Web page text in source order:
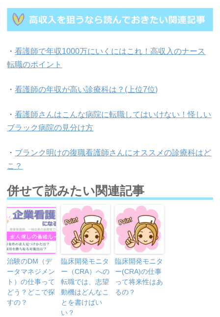
・看護師で年収1000万にいくにはこれ！高収入のナース
転職のポイント
・看護師の年収が高い診療科は？(上位7位)
・看護師さんはこんな病院に転職してはいけない！怪しい
ブラック病院の見分け方
・ ブランク明けの復職看護師さんにオススメの診療科はど
こ？
併せて読みたい関連記事
治験のDM（デ
ータマネジメン
ト）の仕事って
どう？どこで探
すの？
臨床開発モニタ
ー（CRA）への
転職では、志望
動機はどんなこ
とを書けばい
い？
臨床開発モニタ
ー(CRA)の仕事
って将来性はあ
るの？